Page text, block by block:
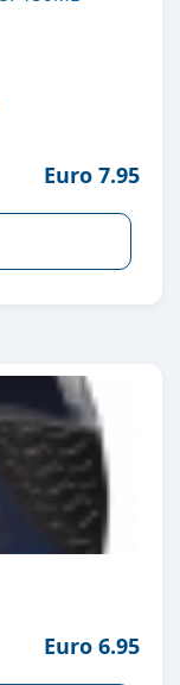
Euro 7.95
Euro 6.95